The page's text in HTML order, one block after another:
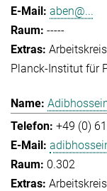
aben@...
-----
Planck-Institut für
+49 (0)
0.302